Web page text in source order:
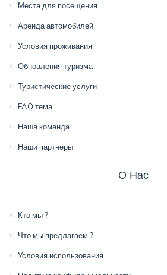
Места для посещения
Аренда автомобилей
Условия проживания
Обновления туризма
Туристические услуги
FAQ тема
Наша команда
Наши партнеры
О Нас
Кто мы ?
Что мы предлагаем ?
Условия использования